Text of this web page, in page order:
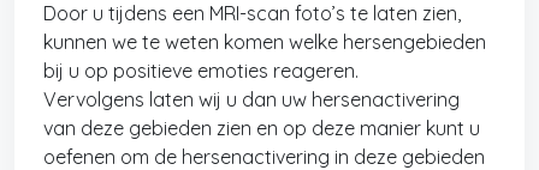
Door u tijdens een MRI-scan foto’s te laten zien,
kunnen we te weten komen welke hersengebieden
bij u op positieve emoties reageren.
Vervolgens laten wij u dan uw hersenactivering
van deze gebieden zien en op deze manier kunt u
oefenen om de hersenactivering in deze gebieden